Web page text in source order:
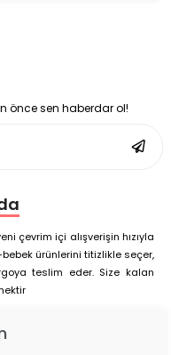
Dengeleyici Topraklama
Dengeleyici Topraklama
önce sen haberdar ol!
çevrim içi alışverişin hızıyla
ürünlerini titizlikle seçer,
teslim eder. Size kalan